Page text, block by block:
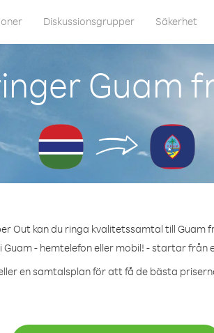
Diskussionsgrupper Säkerhet
Guam
Out kan du ringa kvalitetssamtal till Guam
Guam - hemtelefon eller mobil! - startar från
en samtalsplan för att få de bästa